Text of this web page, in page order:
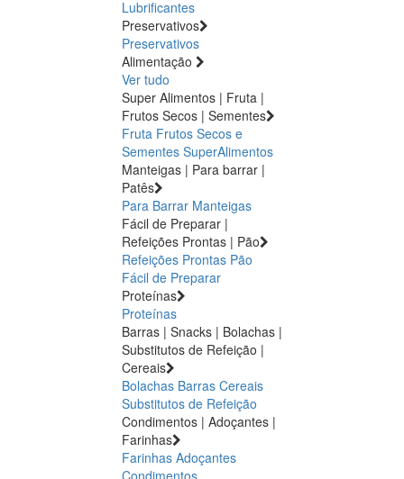
Lubrificantes
Preservativos
Preservativos
Alimentação
Ver tudo
Super Alimentos | Fruta |
Frutos Secos | Sementes
Fruta Frutos Secos e
Sementes SuperAlimentos
Manteigas | Para barrar |
Patês
Para Barrar Manteigas
Fácil de Preparar |
Refeições Prontas | Pão
Refeições Prontas Pão
Fácil de Preparar
Proteínas
Proteínas
Barras | Snacks | Bolachas |
Substitutos de Refeição |
Cereais
Bolachas Barras Cereais
Substitutos de Refeição
Condimentos | Adoçantes |
Farinhas
Farinhas Adoçantes
Condimentos